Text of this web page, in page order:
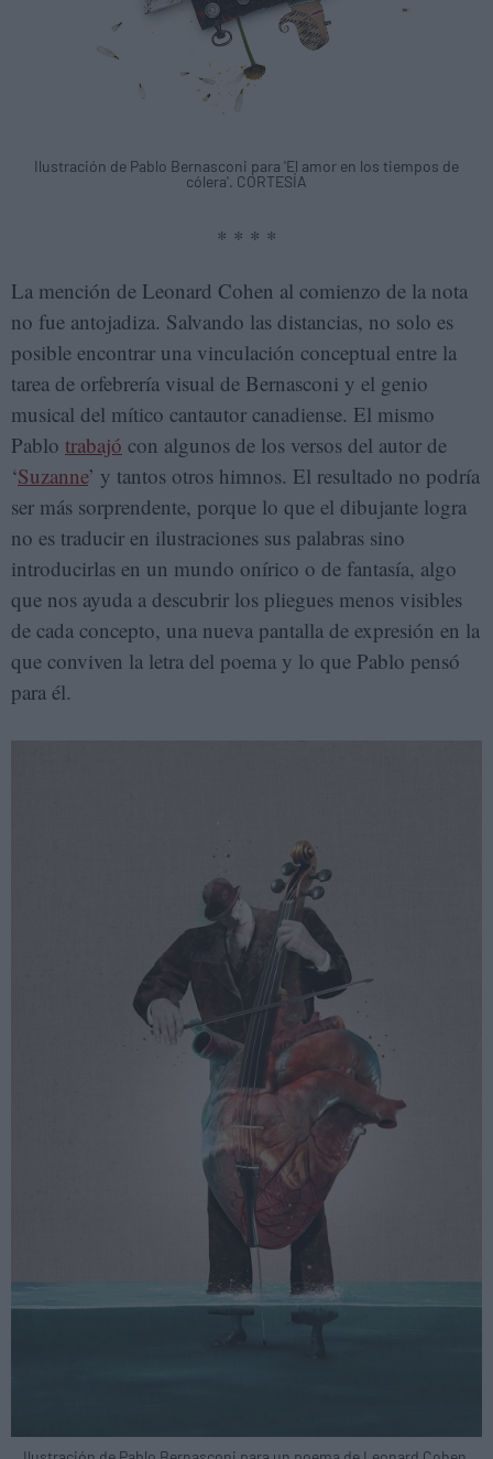
Ilustración de Pablo Bernasconi para 'El amor en los tiempos de
cólera'. CORTESÍA
* * * *
La mención de Leonard Cohen al comienzo de la nota
no fue antojadiza. Salvando las distancias, no solo es
posible encontrar una vinculación conceptual entre la
tarea de orfebrería visual de Bernasconi y el genio
musical del mítico cantautor canadiense. El mismo
Pablo trabajó con algunos de los versos del autor de
‘Suzanne’ y tantos otros himnos. El resultado no podría
ser más sorprendente, porque lo que el dibujante logra
no es traducir en ilustraciones sus palabras sino
introducirlas en un mundo onírico o de fantasía, algo
que nos ayuda a descubrir los pliegues menos visibles
de cada concepto, una nueva pantalla de expresión en la
que conviven la letra del poema y lo que Pablo pensó
para él.